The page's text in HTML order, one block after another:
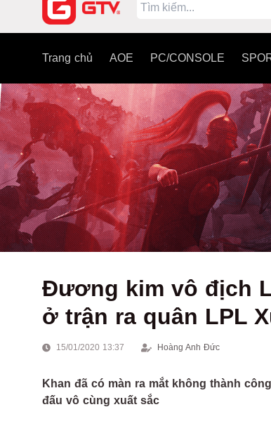
Trang chủ AOE PC/CONSOLE
Đương kim vô địch
ở trận ra quân LPL
15/01/2020 13:37 Hoàng Anh Đức
Khan đã có màn ra mắt không thành
đấu vô cùng xuất sắc